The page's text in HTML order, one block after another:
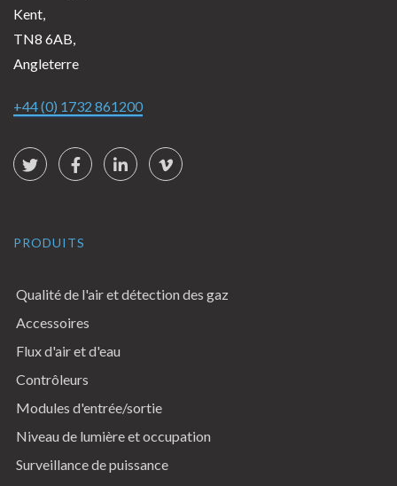
Kent,
TN8 6AB,
Angleterre
+44 (0) 1732 861200
Social Links
TwitterFacebookLinkedInvimeo
PRODUITS
Qualité de l'air et détection des gaz
Accessoires
Flux d'air et d'eau
Contrôleurs
Modules d'entrée/sortie
Niveau de lumière et occupation
Surveillance de puissance